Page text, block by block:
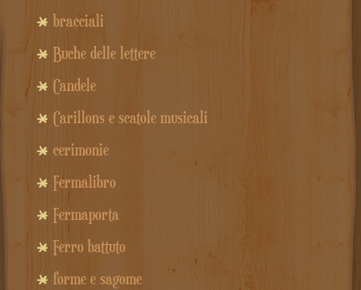
bracciali
Buche delle lettere
Candele
Carillons e scatole musicali
cerimonie
Fermalibro
Fermaporta
Ferro battuto
forme e sagome